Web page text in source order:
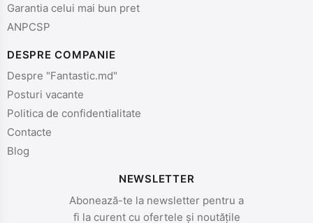
Garantia celui mai bun pret
ANPCSP
DESPRE COMPANIE
Despre "Fantastic.md"
Posturi vacante
Politica de confidentialitate
Contacte
Blog
NEWSLETTER
Abonează-te la newsletter pentru a
fi la curent cu ofertele și noutățile